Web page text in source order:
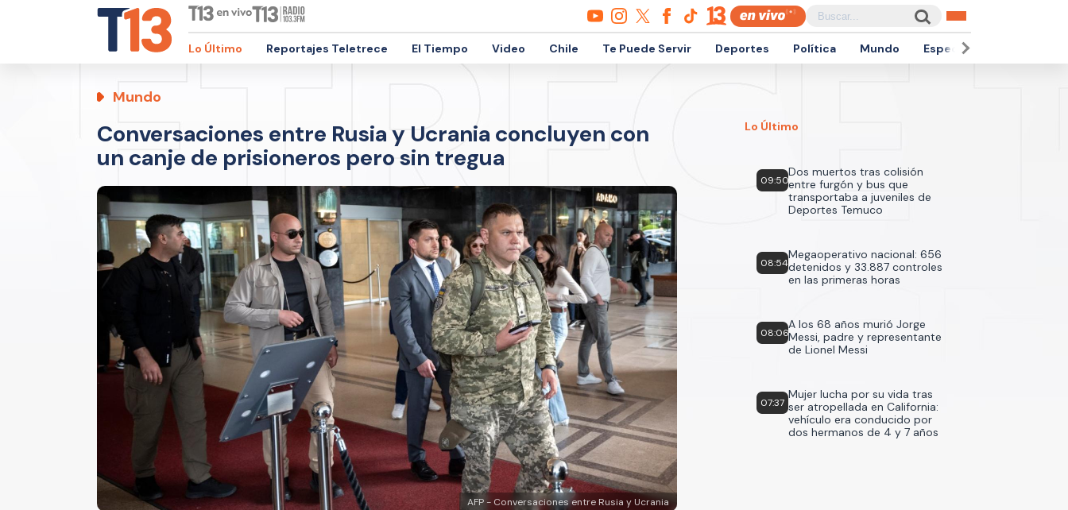
Lo Último Reportajes Teletrece El Tiempo Video Chile Te Puede Servir Deportes Política Mundo Espectáculos
Mundo
Conversaciones entre Rusia y Ucrania concluyen con
un canje de prisioneros pero sin tregua
AFP - Conversaciones entre Rusia y Ucrania
Lo Último
09:50
Dos muertos tras colisión
entre furgón y bus que
transportaba a juveniles de
Deportes Temuco
08:54
Megaoperativo nacional: 656
detenidos y 33.887 controles
en las primeras horas
08:06
A los 68 años murió Jorge
Messi, padre y representante
de Lionel Messi
07:37
Mujer lucha por su vida tras
ser atropellada en California:
vehículo era conducido por
dos hermanos de 4 y 7 años